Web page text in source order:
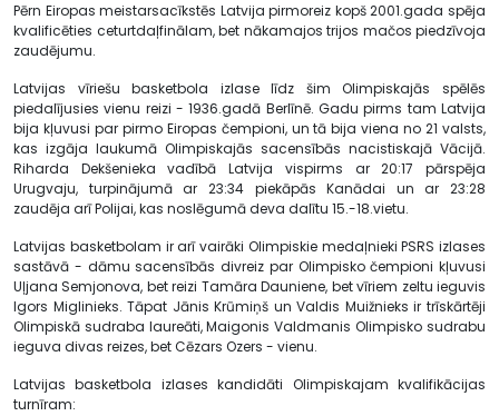
Pērn Eiropas meistarsacīkstēs Latvija pirmoreiz kopš 2001.gada spēja
kvalificēties ceturtdaļfinālam, bet nākamajos trijos mačos piedzīvoja
zaudējumu.
Latvijas vīriešu basketbola izlase līdz šim Olimpiskajās spēlēs
piedalījusies vienu reizi - 1936.gadā Berlīnē. Gadu pirms tam Latvija
bija kļuvusi par pirmo Eiropas čempioni, un tā bija viena no 21 valsts,
kas izgāja laukumā Olimpiskajās sacensībās nacistiskajā Vācijā.
Riharda Dekšenieka vadībā Latvija vispirms ar 20:17 pārspēja
Urugvaju, turpinājumā ar 23:34 piekāpās Kanādai un ar 23:28
zaudēja arī Polijai, kas noslēgumā deva dalītu 15.-18.vietu.
Latvijas basketbolam ir arī vairāki Olimpiskie medaļnieki PSRS izlases
sastāvā - dāmu sacensībās divreiz par Olimpisko čempioni kļuvusi
Uļjana Semjonova, bet reizi Tamāra Dauniene, bet vīriem zeltu ieguvis
Igors Miglinieks. Tāpat Jānis Krūmiņš un Valdis Muižnieks ir trīskārtēji
Olimpiskā sudraba laureāti, Maigonis Valdmanis Olimpisko sudrabu
ieguva divas reizes, bet Cēzars Ozers - vienu.
Latvijas basketbola izlases kandidāti Olimpiskajam kvalifikācijas
turnīram: